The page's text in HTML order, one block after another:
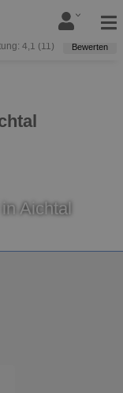
4,1 (11 ) Bewerten
Aichtal